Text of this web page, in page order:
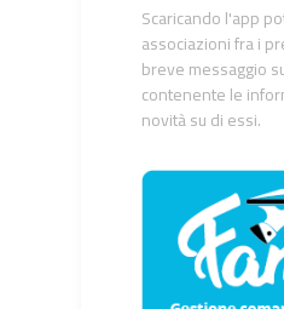
Scaricando l'app
associazioni fra i
breve messaggio
contenente le
novità su di essi.